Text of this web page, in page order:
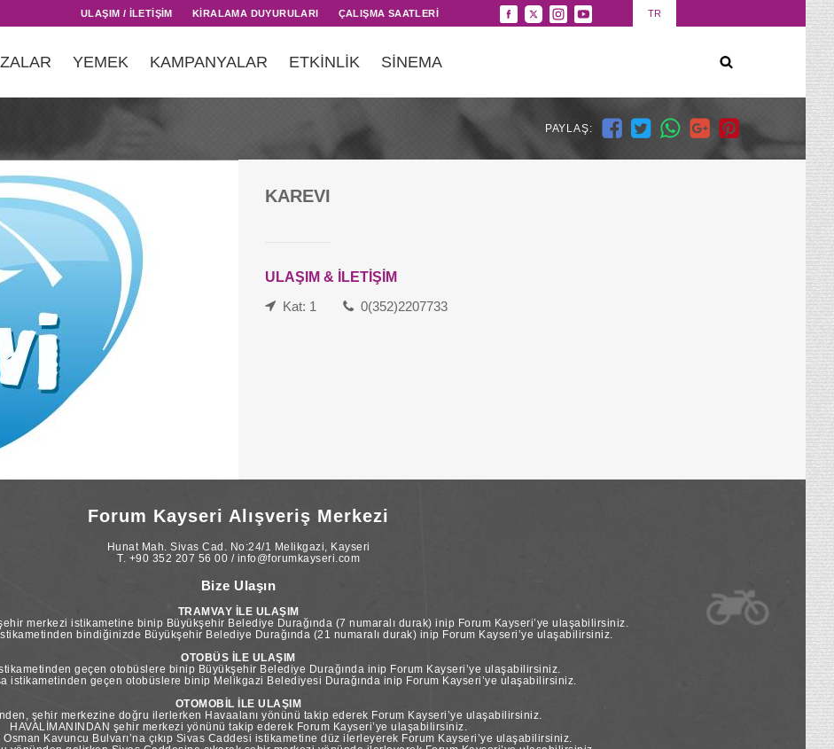
ULAŞIM / İLETİŞİM KİRALAMA DUYURULARI ÇALIŞMA SAATLERİ TR
YEMEK KAMPANYALAR ETKİNLİK SİNEMA
PAYLAŞ:
KAREVI
ULAŞIM & İLETİŞİM
Kat: 1
0(352)2207733
Forum Kayseri Alışveriş Merkezi
Hunat Mah. Sivas Cad. No:24/1 Melikgazi, Kayseri
T. +90 352 207 56 00 / info@forumkayseri.com
Bize Ulaşın
TRAMVAY İLE ULAŞIM
merkezi istikametine binip Büyükşehir Belediye Durağında (7 numaralı durak) inip Forum Kayseri’ye ulaşabilirsiniz.
bindiğinizde Büyükşehir Belediye Durağında (21 numaralı durak) inip Forum Kayseri’ye ulaşabilirsiniz.
OTOBÜS İLE ULAŞIM
geçen otobüslere binip Büyükşehir Belediye Durağında inip Forum Kayseri’ye ulaşabilirsiniz.
istikametinden geçen otobüslere binip Melikgazi Belediyesi Durağında inip Forum Kayseri’ye ulaşabilirsiniz.
OTOMOBİL İLE ULAŞIM
şehir merkezine doğru ilerlerken Havaalanı yönünü takip ederek Forum Kayseri’ye ulaşabilirsiniz.
HAVALİMANINDAN şehir merkezi yönünü takip ederek Forum Kayseri’ye ulaşabilirsiniz.
Kavuncu Bulvarı’na çıkıp Sivas Caddesi istikametine düz ilerleyerek Forum Kayseri’ye ulaşabilirsiniz.